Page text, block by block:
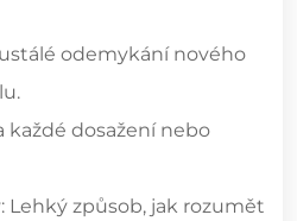
odemykání nového
každé dosažení nebo
Lehký způsob, jak rozumět